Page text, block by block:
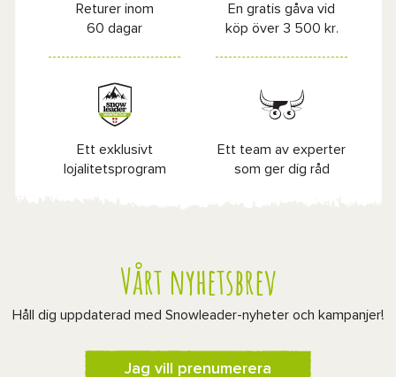
Returer inom
60 dagar
En gratis gåva vid
köp över 3 500 kr.
Ett exklusivt
lojalitetsprogram
Ett team av experter
som ger dig råd
Vårt nyhetsbrev
Håll dig uppdaterad med Snowleader-nyheter och kampanjer!
Jag vill prenumerera